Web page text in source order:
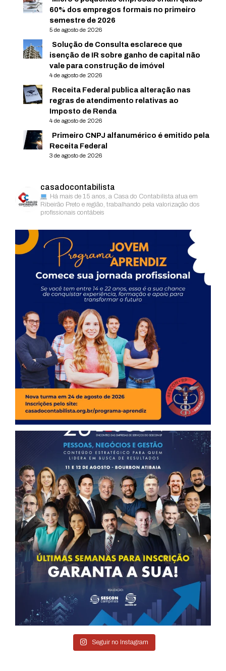
60% dos empregos formais no primeiro
semestre de 2026
5 de agosto de 2026
Solução de Consulta esclarece que
isenção de IR sobre ganho de capital não
vale para construção de imóvel
4 de agosto de 2026
Receita Federal publica alteração nas
regras de atendimento relativas ao
Imposto de Renda
4 de agosto de 2026
Primeiro CNPJ alfanumérico é emitido pela
Receita Federal
3 de agosto de 2026
casadocontabilista
Há mais de 15 anos, a Casa do Contabilista atua em
Ribeirão Preto e região, trabalhando pela valorização dos
profissionais contábeis
Seguir no Instagram